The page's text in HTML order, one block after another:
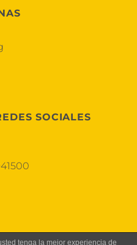
SOCIALES
Y CONDICIONES
tenga la mejor experiencia de